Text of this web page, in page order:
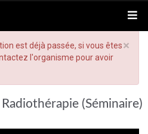
×
est déjà passée, si vous êtes
l'organisme pour avoir
(Séminaire)